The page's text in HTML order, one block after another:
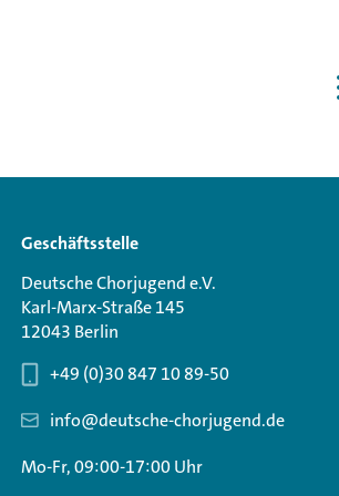
Geschäftsstelle
Deutsche Chorjugend e.V.
Karl-Marx-Straße 145
12043 Berlin
+49 (0)30 847 10 89-50
info@deutsche-chorjugend.de
Mo-Fr, 09:00-17:00 Uhr